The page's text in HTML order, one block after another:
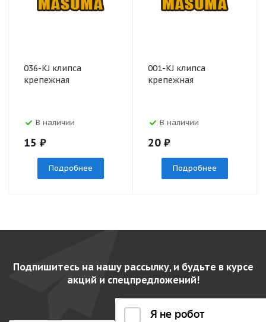
036-KJ клипса
крепежная
В наличии
15 ₽
Подробнее
001-KJ клипса
крепежная
В наличии
20 ₽
Подробнее
Подпишитесь на нашу рассылку, и будьте в курсе
акций и спецпредложений!